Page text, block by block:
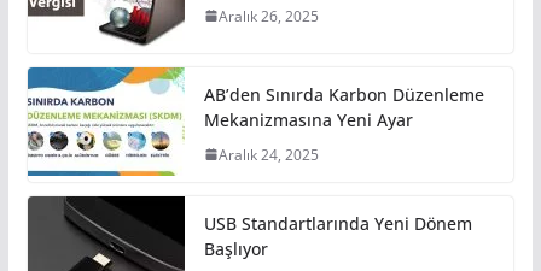
Aralık 26, 2025
AB’den Sınırda Karbon Düzenleme
Mekanizmasına Yeni Ayar
Aralık 24, 2025
USB Standartlarında Yeni Dönem
Başlıyor